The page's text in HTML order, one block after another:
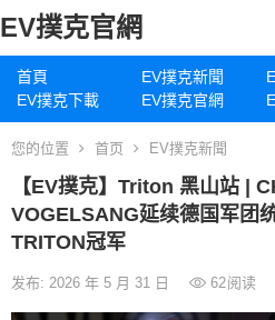
EV撲克官網
首頁 EV撲克新聞
EV撲克下載
EV撲克官網
您的位置 首页 EV撲克新聞
【EV撲克】Triton 黑山站 |
VOGELSANG延续德国军团
TRITON冠军
发布: 2026 年 5 月 31 日 62阅读